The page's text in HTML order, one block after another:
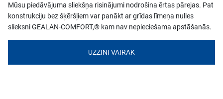
Mūsu piedāvājuma sliekšņa risinājumi nodrošina ērtas pārejas. Pat
konstrukciju bez šķēršļiem var panākt ar grīdas līmeņa nulles
slieksni GEALAN-COMFORT,® kam nav nepieciešama apstāšanās.
UZZINI VAIRĀK